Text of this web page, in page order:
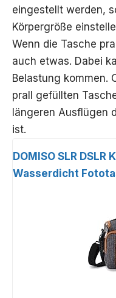
eingestellt werden,
Körpergröße
Wenn die Tasche
auch etwas. Dabei
Belastung kommen.
prall gefüllten
längeren Ausflügen
ist.
DOMISO SLR DSLR
Wasserdicht